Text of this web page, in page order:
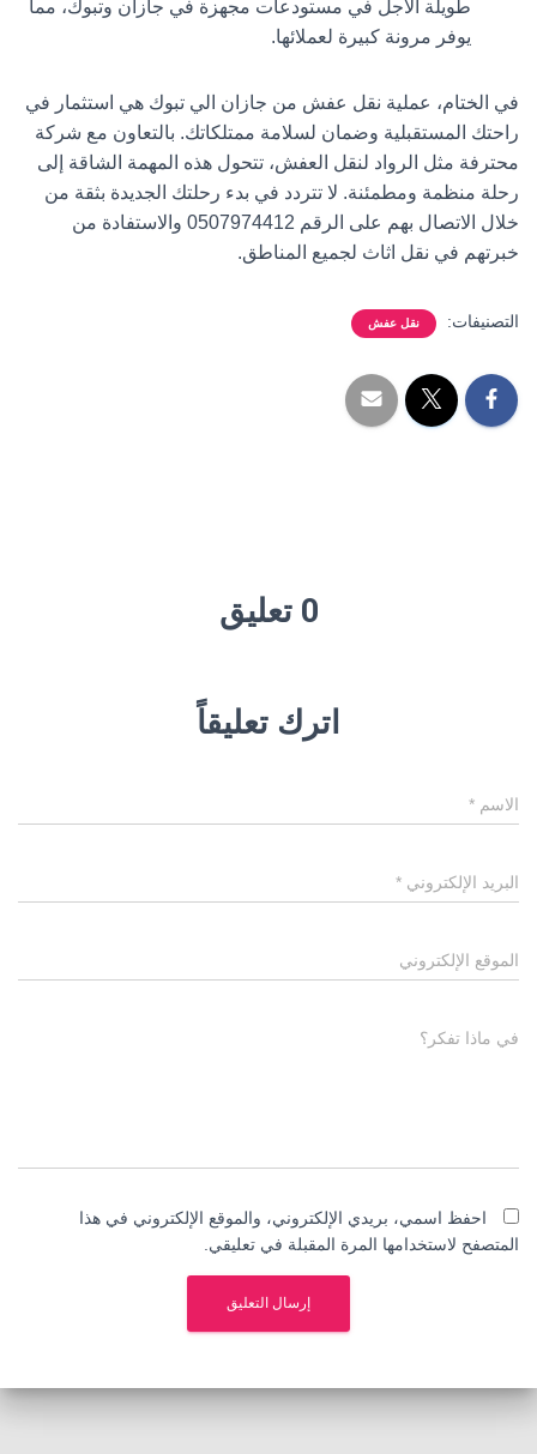
طويلة الأجل في مستودعات مجهزة في جازان وتبوك، مما
يوفر مرونة كبيرة لعملائها.
في الختام، عملية نقل عفش من جازان الي تبوك هي استثمار في
راحتك المستقبلية وضمان لسلامة ممتلكاتك. بالتعاون مع شركة
محترفة مثل الرواد لنقل العفش، تتحول هذه المهمة الشاقة إلى
رحلة منظمة ومطمئنة. لا تتردد في بدء رحلتك الجديدة بثقة من
خلال الاتصال بهم على الرقم 0507974412 والاستفادة من
خبرتهم في نقل اثاث لجميع المناطق.
التصنيفات: نقل عفش
0 تعليق
اترك تعليقاً
الاسم *
البريد الإلكتروني *
الموقع الإلكتروني
في ماذا تفكر؟
احفظ اسمي، بريدي الإلكتروني، والموقع الإلكتروني في هذا
المتصفح لاستخدامها المرة المقبلة في تعليقي.